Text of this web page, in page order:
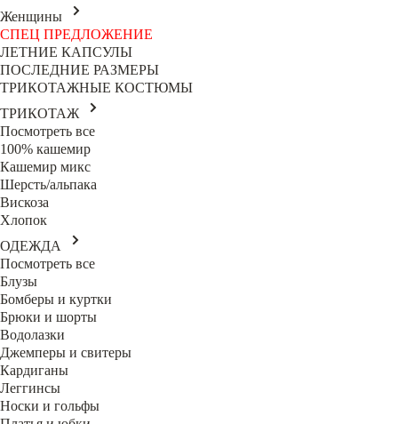
Женщины
СПЕЦ ПРЕДЛОЖЕНИЕ
ЛЕТНИЕ КАПСУЛЫ
ПОСЛЕДНИЕ РАЗМЕРЫ
ТРИКОТАЖНЫЕ КОСТЮМЫ
ТРИКОТАЖ
Посмотреть все
100% кашемир
Кашемир микс
Шерсть/альпака
Вискоза
Хлопок
ОДЕЖДА
Посмотреть все
Блузы
Бомберы и куртки
Брюки и шорты
Водолазки
Джемперы и свитеры
Кардиганы
Леггинсы
Носки и гольфы